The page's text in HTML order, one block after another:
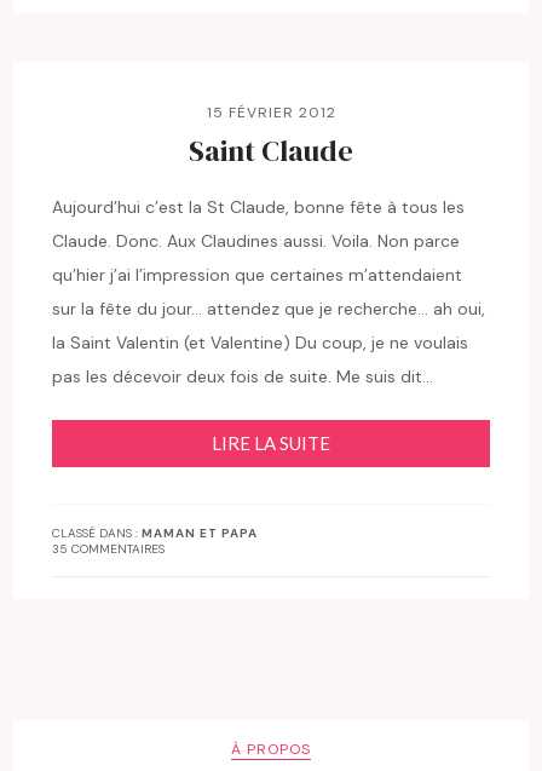
15 FÉVRIER 2012
Saint Claude
Aujourd’hui c’est la St Claude, bonne fête à tous les
Claude. Donc. Aux Claudines aussi. Voila. Non parce
qu’hier j’ai l’impression que certaines m’attendaient
sur la fête du jour… attendez que je recherche… ah oui,
la Saint Valentin (et Valentine) Du coup, je ne voulais
pas les décevoir deux fois de suite. Me suis dit…
LIRE LA SUITE
CLASSÉ DANS :MAMAN ET PAPA
35 COMMENTAIRES
À PROPOS